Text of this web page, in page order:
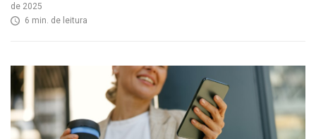
de 2025
6 min. de leitura